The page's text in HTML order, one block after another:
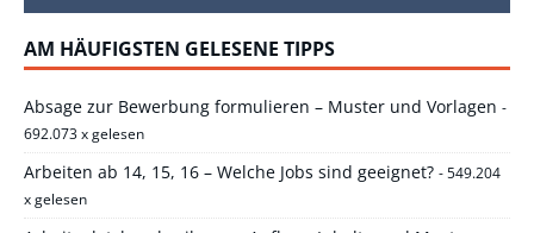
AM HÄUFIGSTEN GELESENE TIPPS
Absage zur Bewerbung formulieren – Muster und Vorlagen -
692.073 x gelesen
Arbeiten ab 14, 15, 16 – Welche Jobs sind geeignet? - 549.204
x gelesen